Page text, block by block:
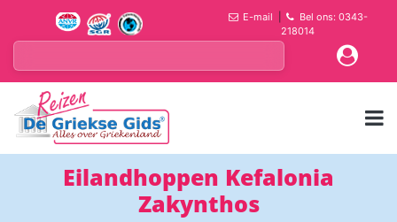
E-mail
Bel ons: 0343-
218014
Eilandhoppen Kefalonia
Zakynthos